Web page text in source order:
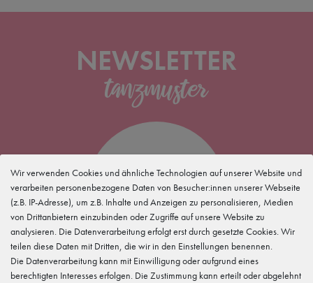
NEWSLETTER
5 %
für Deine
Newsletteranmeldung
Wir verwenden Cookies und ähnliche Technologien auf unserer Website und
verarbeiten personenbezogene Daten von Besucher:innen unserer Webseite
(z.B. IP-Adresse), um z.B. Inhalte und Anzeigen zu personalisieren, Medien
von Drittanbietern einzubinden oder Zugriffe auf unsere Website zu
analysieren. Die Datenverarbeitung erfolgt erst durch gesetzte Cookies. Wir
teilen diese Daten mit Dritten, die wir in den Einstellungen benennen.
Die Datenverarbeitung kann mit Einwilligung oder aufgrund eines
berechtigten Interesses erfolgen. Die Zustimmung kann erteilt oder abgelehnt